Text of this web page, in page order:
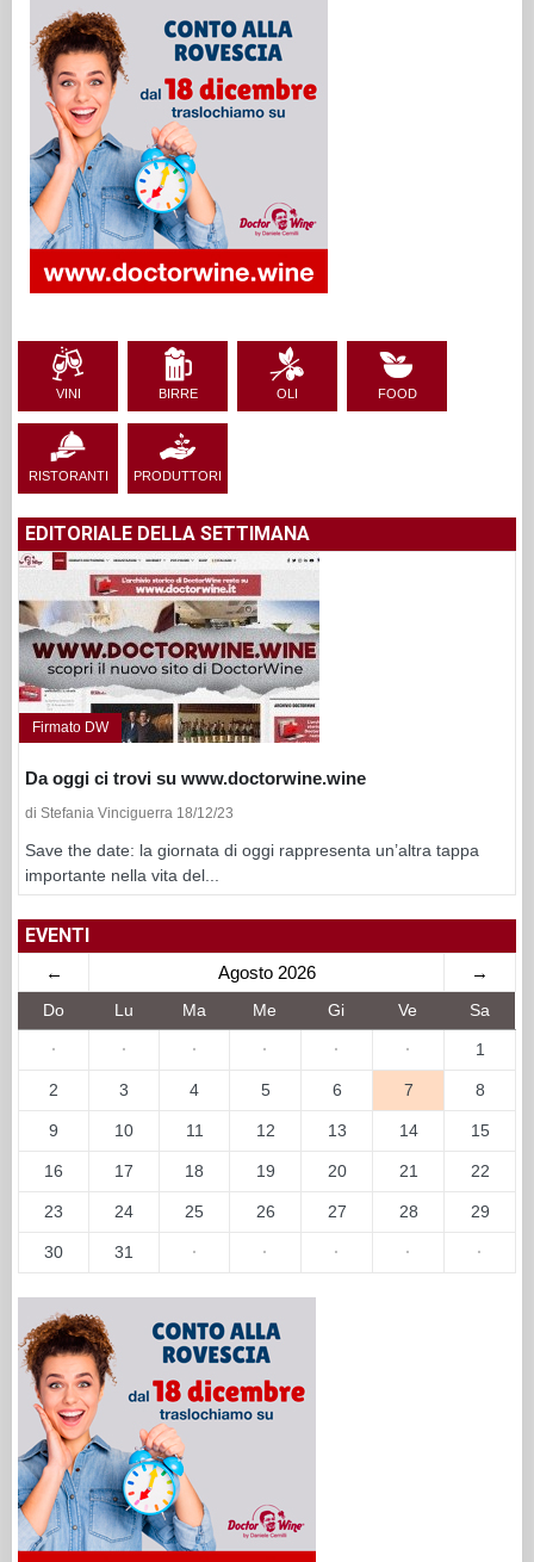
VINI BIRRE OLI FOOD
RISTORANTI PRODUTTORI
EDITORIALE DELLA SETTIMANA
Firmato DW
Da oggi ci trovi su www.doctorwine.wine
di Stefania Vinciguerra 18/12/23
Save the date: la giornata di oggi rappresenta un’altra tappa
importante nella vita del...
EVENTI
← Agosto 2026 →
Do Lu Ma Me Gi Ve Sa
· · · · · · 1
2 3 4 5 6 7 8
9 10 11 12 13 14 15
16 17 18 19 20 21 22
23 24 25 26 27 28 29
30 31 · · · · ·